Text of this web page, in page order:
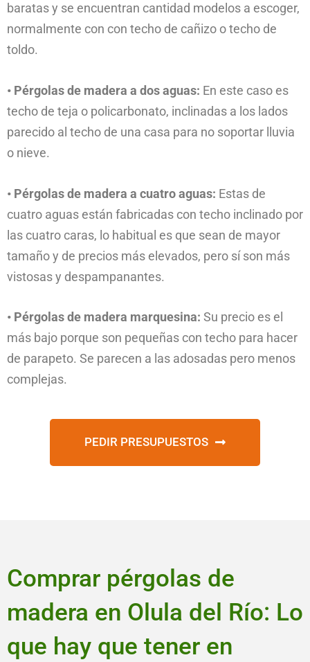
baratas y se encuentran cantidad modelos a escoger,
normalmente con con techo de cañizo o techo de
toldo.
• Pérgolas de madera a dos aguas: En este caso es
techo de teja o policarbonato, inclinadas a los lados
parecido al techo de una casa para no soportar lluvia
o nieve.
• Pérgolas de madera a cuatro aguas: Estas de
cuatro aguas están fabricadas con techo inclinado por
las cuatro caras, lo habitual es que sean de mayor
tamaño y de precios más elevados, pero sí son más
vistosas y despampanantes.
• Pérgolas de madera marquesina: Su precio es el
más bajo porque son pequeñas con techo para hacer
de parapeto. Se parecen a las adosadas pero menos
complejas.
PEDIR PRESUPUESTOS
Comprar pérgolas de
madera en Olula del Río: Lo
que hay que tener en